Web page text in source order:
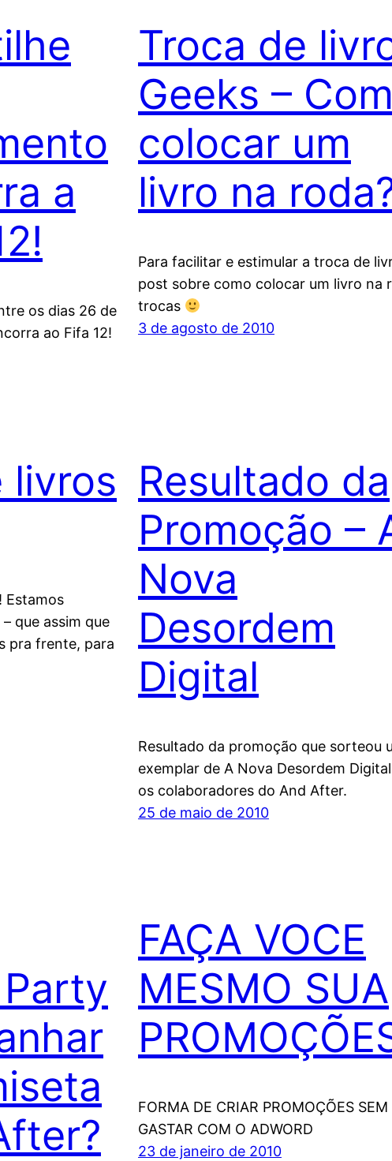
a
os dias 26 de
ao Fifa 12!
Troca de
Geeks –
colocar um
livro na
Para facilitar e estimular a troca de
post sobre como colocar um livro na
trocas
3 de agosto de 2010
livros
Estamos
que assim que
pra frente, para
Resultado da
Promoção –
Nova
Desordem
Digital
Resultado da promoção que sorteou
exemplar de A Nova Desordem
os colaboradores do And After.
25 de maio de 2010
FAÇA VOCE
MESMO SUA
FORMA DE CRIAR PROMOÇÕES SEM
GASTAR COM O ADWORD
23 de janeiro de 2010